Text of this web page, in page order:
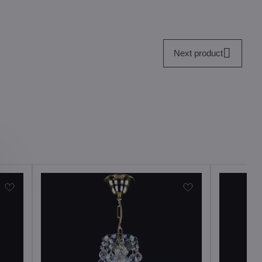
Next product